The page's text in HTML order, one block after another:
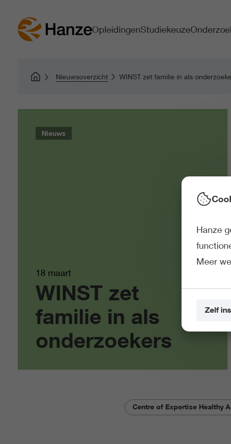
OpleidingenStudiekeuze
Nieuwsoverzicht WINST zet familie in als
WINST zet
familie in als
onderzoekers
18 maart
Nieuws
Centre of Expertise Healthy
Hanze
Meer
Zelf